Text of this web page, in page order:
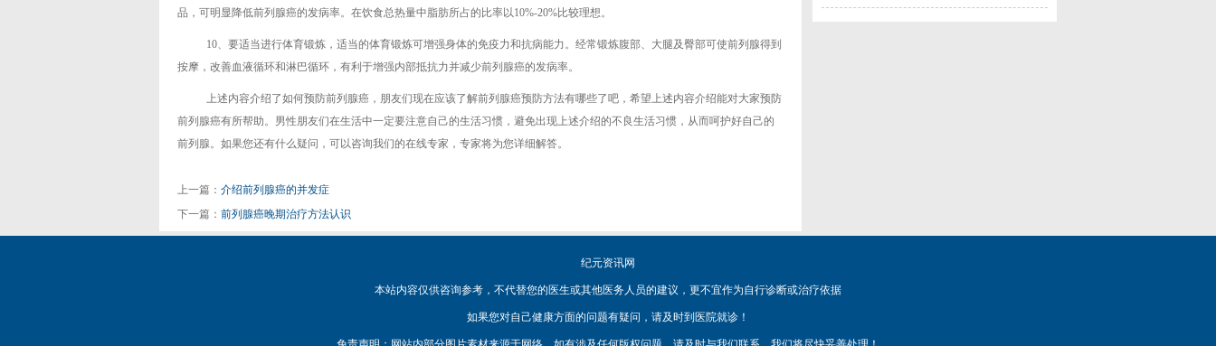
品，可明显降低前列腺癌的发病率。在饮食总热量中脂肪所占的比率以10%-20%比较理想。
10、要适当进行体育锻炼，适当的体育锻炼可增强身体的免疫力和抗病能力。经常锻炼腹部、大腿及臀部可使前列腺得到
按摩，改善血液循环和淋巴循环，有利于增强内部抵抗力并减少前列腺癌的发病率。
上述内容介绍了如何预防前列腺癌，朋友们现在应该了解前列腺癌预防方法有哪些了吧，希望上述内容介绍能对大家预防
前列腺癌有所帮助。男性朋友们在生活中一定要注意自己的生活习惯，避免出现上述介绍的不良生活习惯，从而呵护好自己的
前列腺。如果您还有什么疑问，可以咨询我们的在线专家，专家将为您详细解答。
上一篇： 介绍前列腺癌的并发症
下一篇： 前列腺癌晚期治疗方法认识
纪元资讯网
本站内容仅供咨询参考，不代替您的医生或其他医务人员的建议，更不宜作为自行诊断或治疗依据
如果您对自己健康方面的问题有疑问，请及时到医院就诊！